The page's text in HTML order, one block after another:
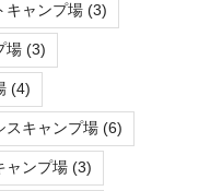
キャンプ場 (3)
場 (3)
(4)
スキャンプ場 (6)
ャンプ場 (3)